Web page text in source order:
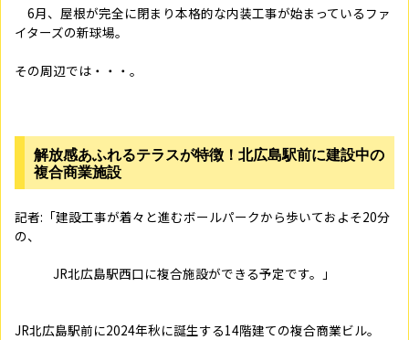
6月、屋根が完全に閉まり本格的な内装工事が始まっているファ
イターズの新球場。
その周辺では・・・。
解放感あふれるテラスが特徴！北広島駅前に建設中の
複合商業施設
記者:「建設工事が着々と進むボールパークから歩いておよそ20分
の、
JR北広島駅西口に複合施設ができる予定です。」
JR北広島駅前に2024年秋に誕生する14階建ての複合商業ビル。